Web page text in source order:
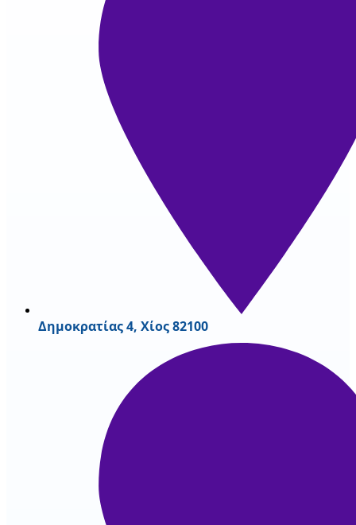
Δημοκρατίας 4, Χίος 82100